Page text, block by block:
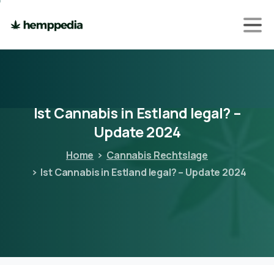
IstCannabis in Estland legal? –
Update2024
Home
Cannabis Rechtslage
Ist Cannabis in Estland legal? – Update 2024